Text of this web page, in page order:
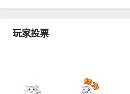
玩家投票